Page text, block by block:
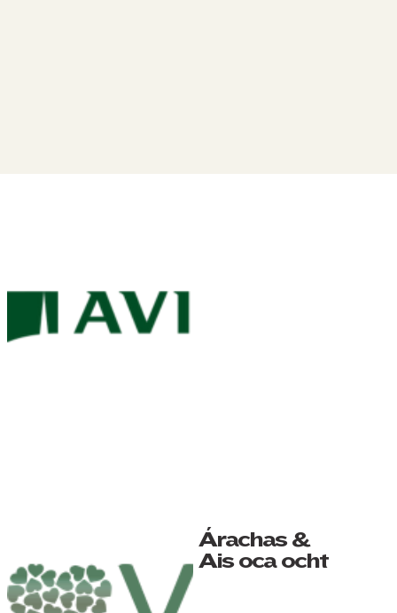
Árachas &
Aisíocaíocht